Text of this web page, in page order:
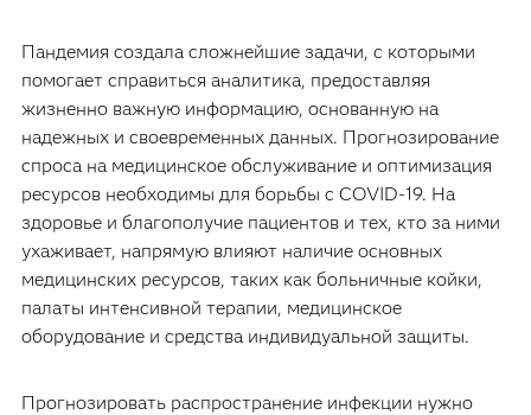
Пандемия создала сложнейшие задачи, с которыми
помогает справиться аналитика, предоставляя
жизненно важную информацию, основанную на
надежных и своевременных данных. Прогнозирование
спроса на медицинское обслуживание и оптимизация
ресурсов необходимы для борьбы с COVID-19. На
здоровье и благополучие пациентов и тех, кто за ними
ухаживает, напрямую влияют наличие основных
медицинских ресурсов, таких как больничные койки,
палаты интенсивной терапии, медицинское
оборудование и средства индивидуальной защиты.
Прогнозировать распространение инфекции нужно